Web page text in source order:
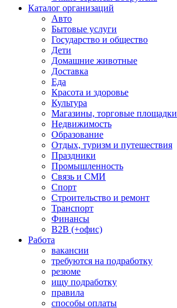
Каталог организаций
Авто
Бытовые услуги
Государство и общество
Дети
Домашние животные
Доставка
Еда
Красота и здоровье
Культура
Магазины, торговые площадки
Недвижимость
Образование
Отдых, туризм и путешествия
Праздники
Промышленность
Связь и СМИ
Спорт
Строительство и ремонт
Транспорт
Финансы
B2B (+офис)
Работа
вакансии
требуются на подработку
резюме
ищу подработку
правила
способы оплаты